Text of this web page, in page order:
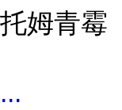
托姆青霉
...